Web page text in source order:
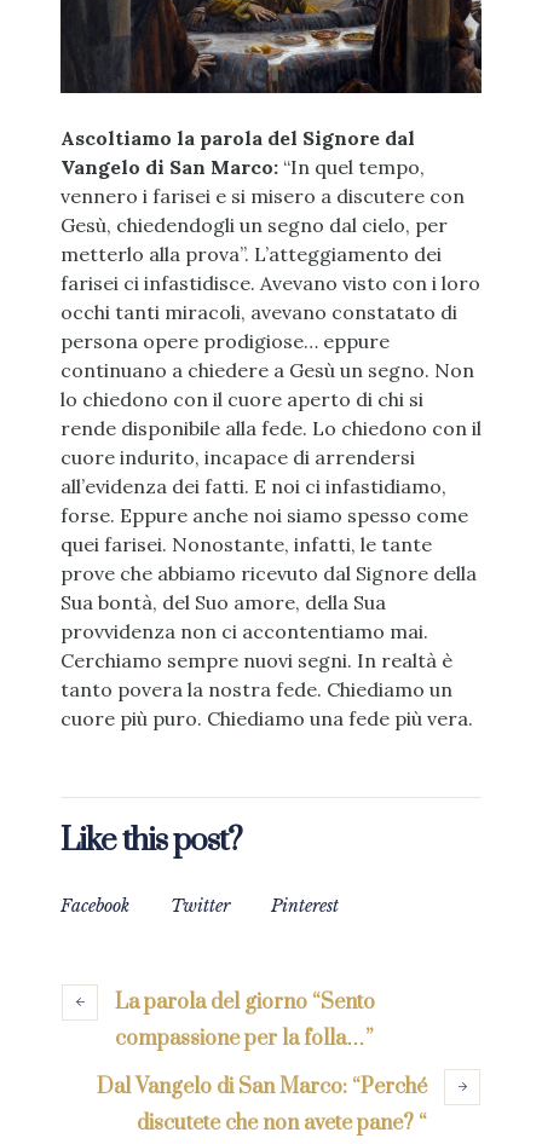
Ascoltiamo la parola del Signore dal
Vangelo di San Marco:“In quel tempo,
vennero i farisei e si misero a discutere con
Gesù, chiedendogli un segno dal cielo, per
metterlo alla prova”. L’atteggiamento dei
farisei ci infastidisce. Avevano visto con i loro
occhi tanti miracoli, avevano constatato di
persona opere prodigiose… eppure
continuano a chiedere a Gesù un segno. Non
lo chiedono con il cuore aperto di chi si
rende disponibile alla fede. Lo chiedono con il
cuore indurito, incapace di arrendersi
all’evidenza dei fatti. E noi ci infastidiamo,
forse. Eppure anche noi siamo spesso come
quei farisei. Nonostante, infatti, le tante
prove che abbiamo ricevuto dal Signore della
Sua bontà, del Suo amore, della Sua
provvidenza non ci accontentiamo mai.
Cerchiamo sempre nuovi segni. In realtà è
tanto povera la nostra fede. Chiediamo un
cuore più puro. Chiediamo una fede più vera.
Like this post?
Facebook Twitter Pinterest
La parola del giorno “Sento
compassione per la folla…”
Dal Vangelo di San Marco: “Perché
discutete che non avete pane? “